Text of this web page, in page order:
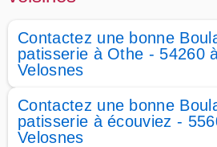
Contactez une bonne
patisserie à Othe - 54260
Velosnes
Contactez une bonne
patisserie à écouviez -
Velosnes